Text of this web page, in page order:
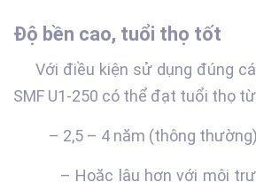
Độ bền cao, tuổi thọ tốt
Với điều kiện sử dụng đúng
SMF U1-250 có thể đạt tuổi thọ
– 2,5 – 4 năm (thông thường)
– Hoặc lâu hơn với môi